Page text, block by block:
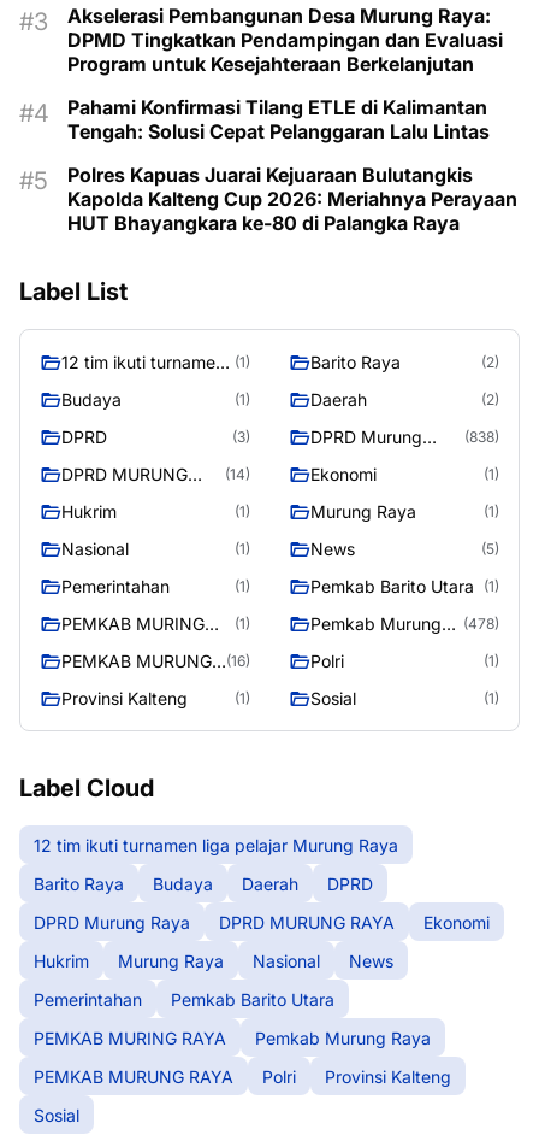
Akselerasi Pembangunan Desa Murung Raya:
DPMD Tingkatkan Pendampingan dan Evaluasi
Program untuk Kesejahteraan Berkelanjutan
Pahami Konfirmasi Tilang ETLE di Kalimantan
Tengah: Solusi Cepat Pelanggaran Lalu Lintas
Polres Kapuas Juarai Kejuaraan Bulutangkis
Kapolda Kalteng Cup 2026: Meriahnya Perayaan
HUT Bhayangkara ke-80 di Palangka Raya
Label List
12 tim ikuti turnamen
Raya
(1) Barito Raya (2)
Budaya (1) Daerah (2)
DPRD (3)
DPRD Murung
(838)
DPRD MURUNG
(14) Ekonomi (1)
Hukrim (1) Murung Raya (1)
Nasional (1) News (5)
Pemerintahan (1) Pemkab Barito Utara (1)
PEMKAB MURING
(1)
Pemkab Murung
(478)
PEMKAB MURUNG
(16) Polri (1)
Provinsi Kalteng (1) Sosial (1)
Label Cloud
12 tim ikuti turnamen liga pelajar Murung Raya
Barito Raya
Budaya Daerah
DPRD
DPRD Murung Raya
DPRD MURUNG RAYA
Ekonomi
Hukrim
Murung Raya Nasional
News
Pemerintahan
Pemkab Barito Utara
PEMKAB MURING RAYA
Pemkab Murung Raya
PEMKAB MURUNG RAYA
Polri
Provinsi Kalteng
Sosial